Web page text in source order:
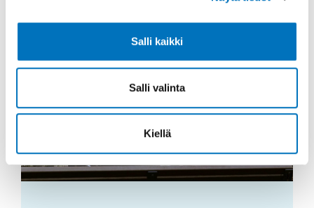
Salli kaikki
Salli valinta
Kiellä